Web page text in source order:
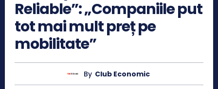
Reliable”: „Companiile put
tot mai mult preț pe
mobilitate”
By Club Economic